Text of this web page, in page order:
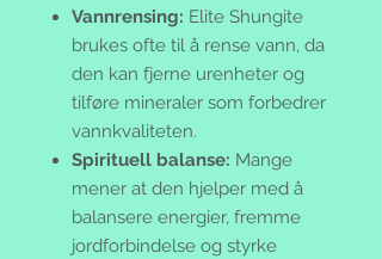
Vannrensing: Elite Shungite
brukes ofte til å rense vann, da
den kan fjerne urenheter og
tilføre mineraler som forbedrer
vannkvaliteten.
Spirituell balanse: Mange
mener at den hjelper med å
balansere energier, fremme
jordforbindelse og styrke